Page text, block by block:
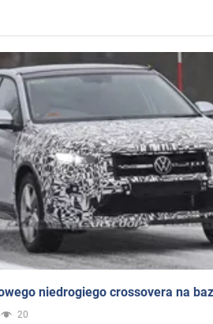
niedrogiego crossovera na
20